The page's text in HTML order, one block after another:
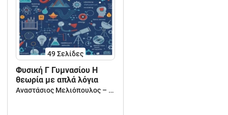
49Σελίδες
Φυσική Γ Γυμνασίου Η
θεωρία με απλά λόγια
Αναστάσιος Μελιόπουλος – Δημιουργική Μάθηση για Νηπιαγωγείο, Δημοτικό & Γυμνάσιο